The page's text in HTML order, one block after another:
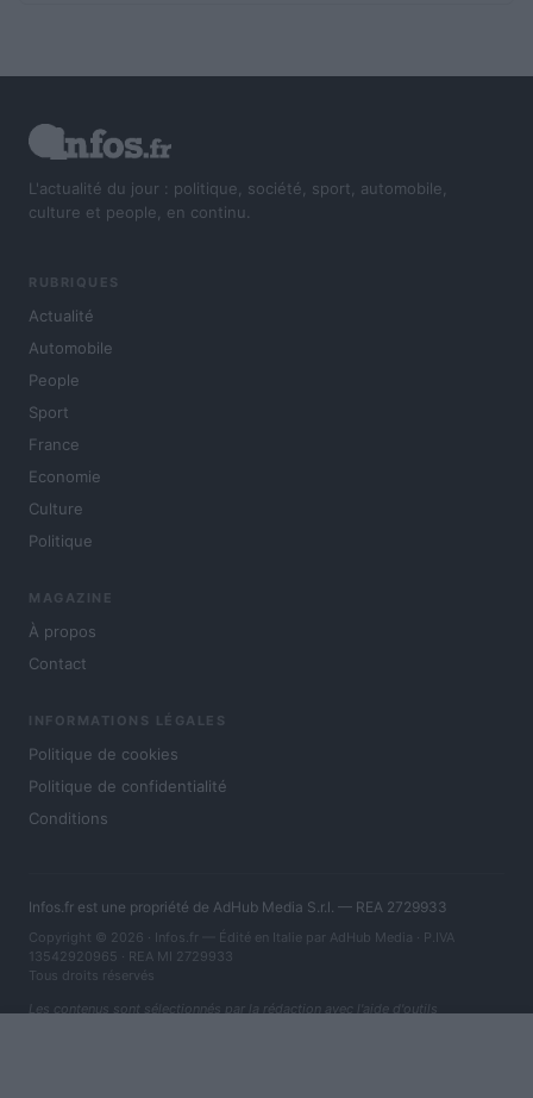
L'actualité du jour : politique, société, sport, automobile,
culture et people, en continu.
RUBRIQUES
Actualité
Automobile
People
Sport
France
Economie
Culture
Politique
MAGAZINE
À propos
Contact
INFORMATIONS LÉGALES
Politique de cookies
Politique de confidentialité
Conditions
Infos.fr est une propriété de AdHub Media S.r.l. — REA 2729933
Copyright © 2026 · Infos.fr — Édité en Italie par AdHub Media · P.IVA
13542920965 · REA MI 2729933
Tous droits réservés
Les contenus sont sélectionnés par la rédaction avec l'aide d'outils